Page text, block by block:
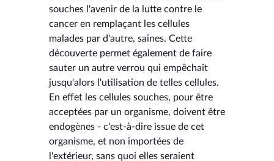
souches l'avenir de la lutte contre le
cancer en remplaçant les cellules
malades par d'autre, saines. Cette
découverte permet également de faire
sauter un autre verrou qui empêchait
jusqu'alors l'utilisation de telles cellules.
En effet les cellules souches, pour être
acceptées par un organisme, doivent être
endogènes - c'est-à-dire issue de cet
organisme, et non importées de
l'extérieur, sans quoi elles seraient